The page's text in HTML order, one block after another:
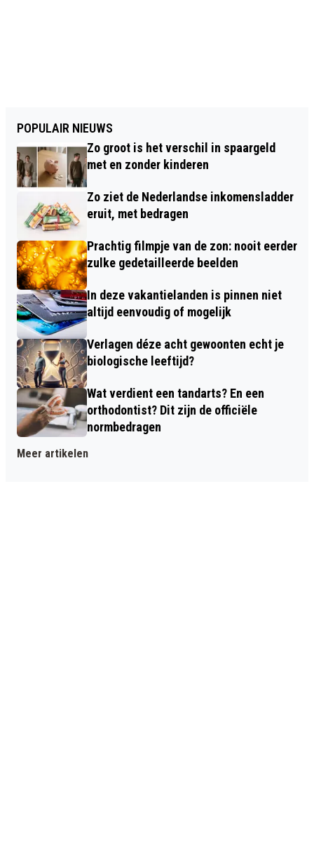
POPULAIR NIEUWS
Zo groot is het verschil in spaargeld
met en zonder kinderen
Zo ziet de Nederlandse inkomensladder
eruit, met bedragen
Prachtig filmpje van de zon: nooit eerder
zulke gedetailleerde beelden
In deze vakantielanden is pinnen niet
altijd eenvoudig of mogelijk
Verlagen déze acht gewoonten echt je
biologische leeftijd?
Wat verdient een tandarts? En een
orthodontist? Dit zijn de officiële
normbedragen
Meer artikelen